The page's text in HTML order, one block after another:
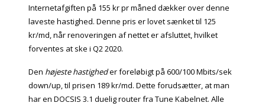
Internetafgiften på 155 kr pr måned dækker over denne
laveste hastighed. Denne pris er lovet sænket til 125
kr/md, når renoveringen af nettet er afsluttet, hvilket
forventes at ske i Q2 2020.
Den højeste hastigheder foreløbigt på 600/100 Mbits/sek
down/up, til prisen 189 kr/md. Dette forudsætter, at man
har en DOCSIS 3.1 duelig router fra Tune Kabelnet. Alle